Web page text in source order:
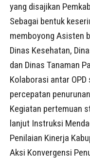
yang disajikan
Sebagai bentuk
memboyong Asisten
Dinas Kesehatan,
dan Dinas Tanaman
Kolaborasi antar
percepatan
Kegiatan pertemuan
lanjut Instruksi
Penilaian Kinerja
Aksi Konvergensi